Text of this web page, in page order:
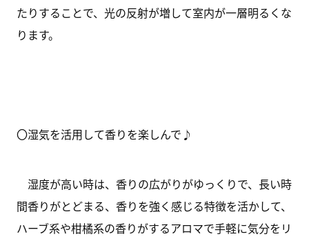
たりすることで、光の反射が増して室内が一層明るくな
ります。
〇湿気を活用して香りを楽しんで♪
湿度が高い時は、香りの広がりがゆっくりで、長い時
間香りがとどまる、香りを強く感じる特徴を活かして、
ハーブ系や柑橘系の香りがするアロマで手軽に気分をリ